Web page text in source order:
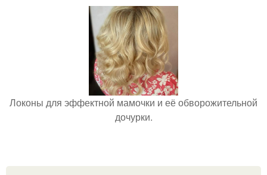
Локоны для эффектной мамочки и её обворожительной
дочурки.